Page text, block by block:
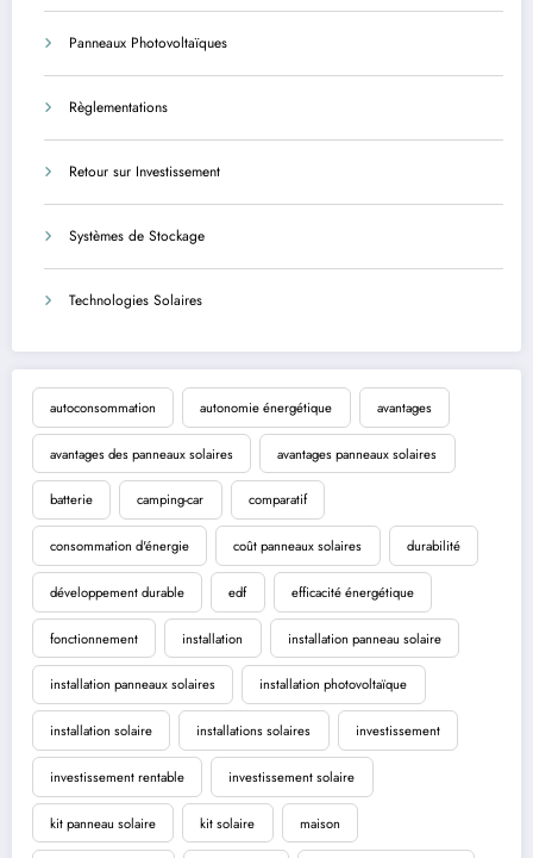
Panneaux Photovoltaïques
Règlementations
Retour sur Investissement
Systèmes de Stockage
Technologies Solaires
autoconsommation autonomie énergétique avantages
avantages des panneaux solaires avantages panneaux solaires
batterie camping-car comparatif
consommation d'énergie coût panneaux solaires durabilité
développement durable edf efficacité énergétique
fonctionnement installation installation panneau solaire
installation panneaux solaires installation photovoltaïque
installation solaire installations solaires investissement
investissement rentable investissement solaire
kit panneau solaire kit solaire maison